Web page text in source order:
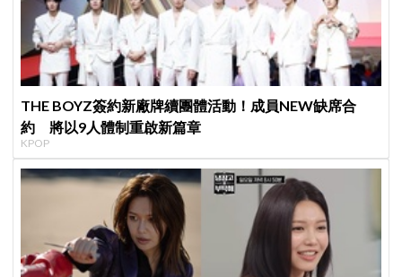
THE BOYZ簽約新廠牌續團體活動！成員NEW缺席合
約 將以9人體制重啟新篇章
KPOP